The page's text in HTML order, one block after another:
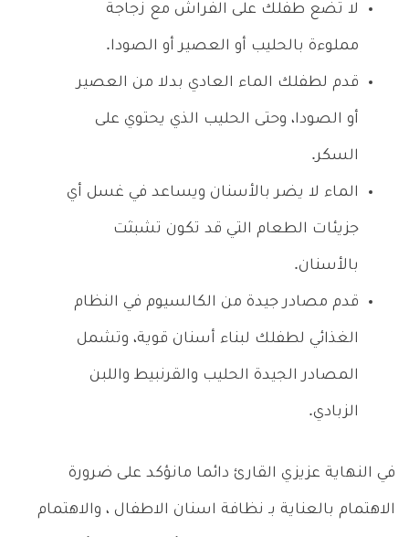
لا تضع طفلك على الفراش مع زجاجة
مملوءة بالحليب أو العصير أو الصودا.
قدم لطفلك الماء العادي بدلا من العصير
أو الصودا، وحتى الحليب الذي يحتوي على
السكر.
الماء لا يضر بالأسنان ويساعد في غسل أي
جزيئات الطعام التي قد تكون تشبثت
بالأسنان.
قدم مصادر جيدة من الكالسيوم في النظام
الغذائي لطفلك لبناء أسنان قوية، وتشمل
المصادر الجيدة الحليب والقرنبيط واللبن
الزبادي.
في النهاية عزيزي القارئ دائما مانؤكد على ضرورة
الاهتمام بالعناية بـ نظافة اسنان الاطفال ، والاهتمام